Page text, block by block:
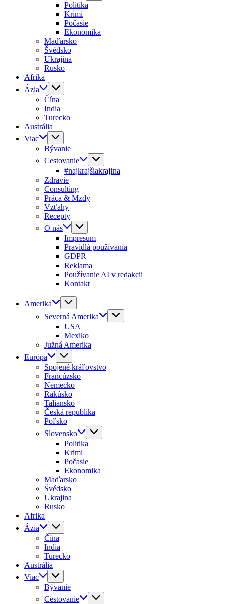
Politika
Krimi
Počasie
Ekonomika
Maďarsko
Švédsko
Ukrajina
Rusko
Afrika
Ázia
Čína
India
Turecko
Austrália
Viac
Bývanie
Cestovanie
#najkrajšiakrajina
Zdravie
Consulting
Práca & Mzdy
Vzťahy
Recepty
O nás
Impresum
Pravidlá používania
GDPR
Reklama
Používanie AI v redakcii
Kontakt
Amerika
Severná Amerika
USA
Mexiko
Južná Amerika
Európa
Spojené kráľovstvo
Francúzsko
Nemecko
Rakúsko
Taliansko
Česká republika
Poľsko
Slovensko
Politika
Krimi
Počasie
Ekonomika
Maďarsko
Švédsko
Ukrajina
Rusko
Afrika
Ázia
Čína
India
Turecko
Austrália
Viac
Bývanie
Cestovanie